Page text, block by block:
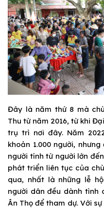
Đây là năm thứ 8 mà
Thu từ năm 2016, từ khi
trụ trì nơi đây. Năm
khoản 1.000 người,
người tính từ người lớn
phát triển liên tục của
qua, nhất là những lễ
người dân đều dành tình
Ân Thọ để tham dự. Với